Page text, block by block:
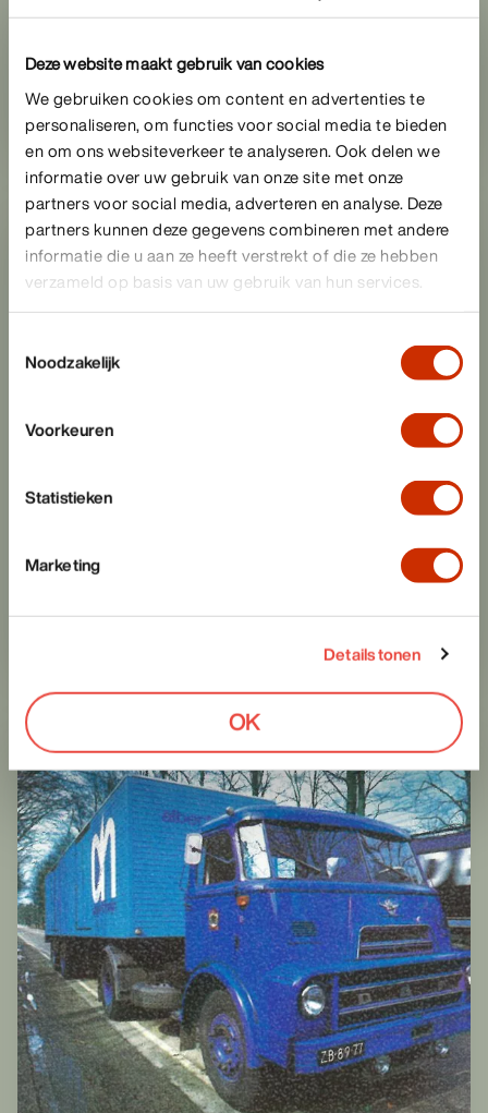
Deze website maakt gebruik van cookies
We gebruiken cookies om content en advertenties te
personaliseren, om functies voor social media te bieden
en om ons websiteverkeer te analyseren. Ook delen we
informatie over uw gebruik van onze site met onze
partners voor social media, adverteren en analyse. Deze
partners kunnen deze gegevens combineren met andere
informatie die u aan ze heeft verstrekt of die ze hebben
verzameld op basis van uw gebruik van hun services.
Noodzakelijk
Voorkeuren
Statistieken
Marketing
Details tonen
OK
Heineken
Koninklijk huis